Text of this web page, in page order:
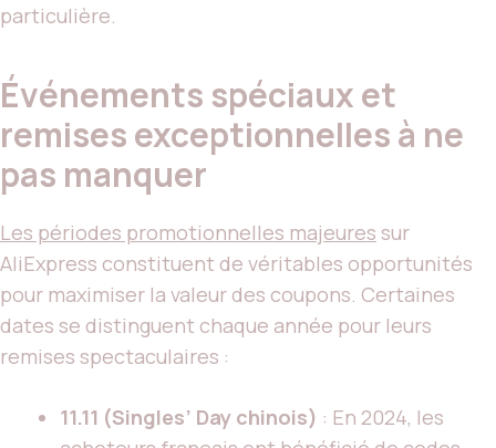
particulière.
Événements spéciaux et
remises exceptionnelles à ne
pas manquer
Les périodes promotionnelles majeures sur
AliExpress constituent de véritables opportunités
pour maximiser la valeur des coupons. Certaines
dates se distinguent chaque année pour leurs
remises spectaculaires :
11.11 (Singles’ Day chinois) : En 2024, les